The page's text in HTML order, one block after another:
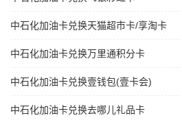
中石化加油卡兑换天猫超市卡/享淘卡
中石化加油卡兑换万里通积分卡
中石化加油卡兑换壹钱包(壹卡会)
中石化加油卡兑换去哪儿礼品卡